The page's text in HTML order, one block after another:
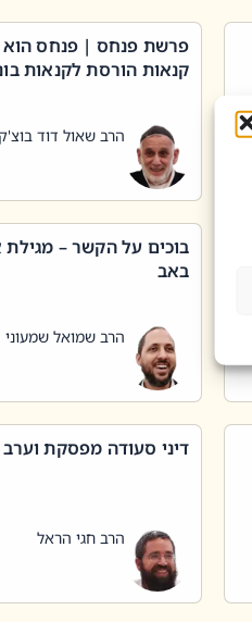
פרשת פנחס | פנחס הוא
קנאות הורסת לקנאות
הרב שאול דוד
בוכים על הקשר –
באב
הרב שמואל שמעוני
דיני סעודה מפסקת
הרב חגי הראל